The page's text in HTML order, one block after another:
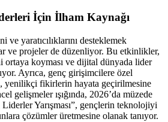
İçin İlham Kaynağı
yaratıcılıklarını desteklemek
ve projeler de düzenliyor. Bu etkinlikler,
ortaya koyması ve dijital dünyada lider
Ayrıca, genç girişimcilere özel
yenilikçi fikirlerin hayata geçirilmesine
gelişmeler ışığında, 2026’da müzede
Yarışması”, gençlerin teknolojiyi
çözümler üretmesine olanak tanıyor.